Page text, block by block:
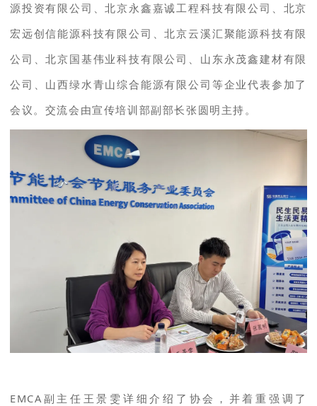
源投资有限公司、北京永鑫嘉诚工程科技有限公司、北京
宏远创信能源科技有限公司、北京云溪汇聚能源科技有限
公司、北京国基伟业科技有限公司、山东永茂鑫建材有限
公司、山西绿水青山综合能源有限公司等企业代表参加了
会议。交流会由宣传培训部副部长张圆明主持。
EMCA副主任王景雯详细介绍了协会，并着重强调了